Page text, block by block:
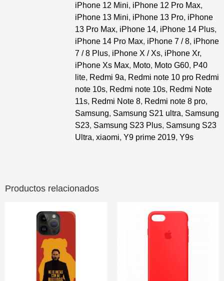
iPhone 12 Mini, iPhone 12 Pro Max,
iPhone 13 Mini, iPhone 13 Pro, iPhone
13 Pro Max, iPhone 14, iPhone 14 Plus,
iPhone 14 Pro Max, iPhone 7 / 8, iPhone
7 / 8 Plus, iPhone X / Xs, iPhone Xr,
iPhone Xs Max, Moto, Moto G60, P40
lite, Redmi 9a, Redmi note 10 pro Redmi
note 10s, Redmi note 10s, Redmi Note
11s, Redmi Note 8, Redmi note 8 pro,
Samsung, Samsung S21 ultra, Samsung
S23, Samsung S23 Plus, Samsung S23
Ultra, xiaomi, Y9 prime 2019, Y9s
Productos relacionados